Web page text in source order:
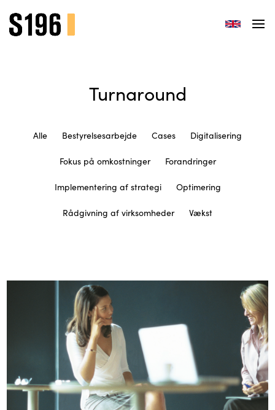
Turnaround
Alle Bestyrelsesarbejde Cases Digitalisering
Fokus på omkostninger Forandringer
Implementering af strategi Optimering
Rådgivning af virksomheder Vækst